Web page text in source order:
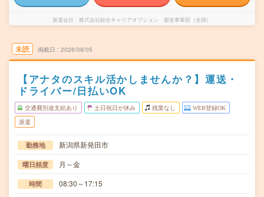
派遣会社 株式会社綜合キャリアオプション 製造事業部（全国）
未読 掲載日 2026/08/05
【アナタのスキル活かしませんか？】運送・
ドライバー/日払いOK
交通費別途支給あり 土日祝日が休み 残業なし WEB登録OK
派遣
勤務地 新潟県新発田市
曜日頻度 月～金
時間 08:30～17:15